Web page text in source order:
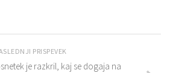
PRISPEVEK
je razkril, kaj se dogaja na